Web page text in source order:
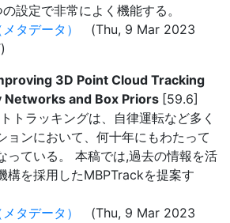
設定で非常によく機能する。
タデータ）
(Thu, 9 Mar 2023
3D Point Cloud Tracking
and Box Priors [59.6]
トラッキングは、自律運転など多く
ョンにおいて、何十年にもわたって
っている。 本稿では,過去の情報を活
構を採用したMBPTrackを提案す
タデータ）
(Thu, 9 Mar 2023